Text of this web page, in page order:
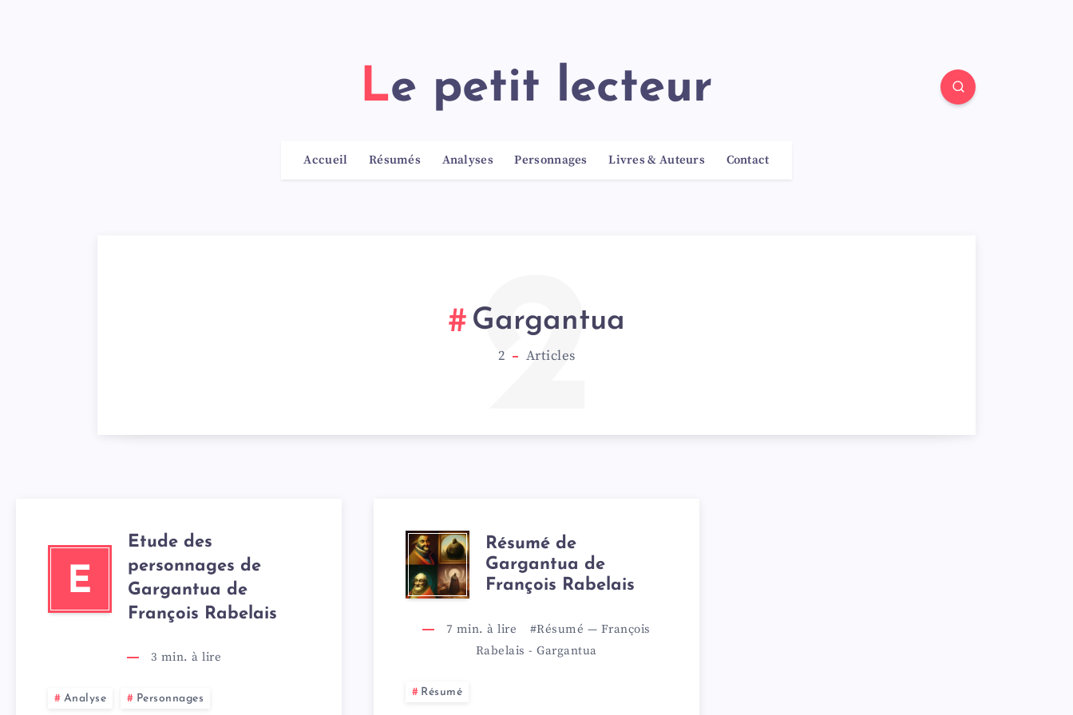
Le petit lecteur
Accueil Résumés Analyses Personnages Livres & Auteurs Contact
Gargantua
2 Articles
2
E
Etude des
personnages de
Gargantua de
François Rabelais
3 min. à lire
Analyse Personnages
Résumé de
Gargantua de
François Rabelais
7 min. à lire #Résumé — François
Rabelais -Gargantua
Résumé